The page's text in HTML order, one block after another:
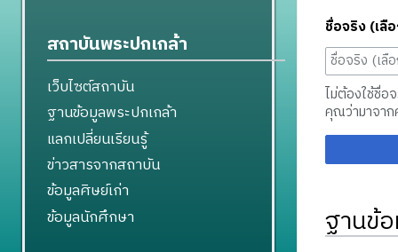
ชื่อจริง (เลื
ไม่ต้องใช้ชื่อ
คุณว่ามาจา
ฐานข้
สถาบันพระปกเกล้า
เว็บไซต์สถาบัน
ฐานข้อมูลพระปกเกล้า
แลกเปลี่ยนเรียนรู้
ข่าวสารจากสถาบัน
ข้อมูลศิษย์เก่า
ข้อมูลนักศึกษา